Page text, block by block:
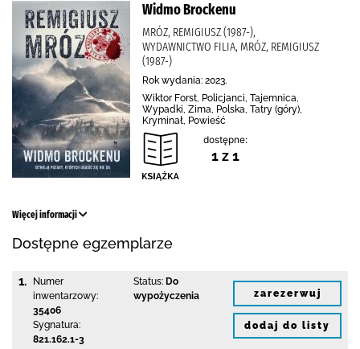
Widmo Brockenu
MRÓZ, REMIGIUSZ (1987-),
WYDAWNICTWO FILIA, MRÓZ, REMIGIUSZ
(1987-)
Rok wydania: 2023.
Wiktor Forst, Policjanci, Tajemnica,
Wypadki, Zima, Polska, Tatry (góry),
Kryminał, Powieść
dostępne:
1 z 1
Więcej informacji
Dostępne egzemplarze
1.
Numer
inwentarzowy:
35406
Sygnatura:
821.162.1-3
Status: Do
wypożyczenia
zarezerwuj
dodaj do listy